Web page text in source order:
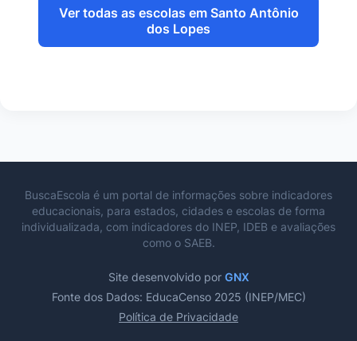
Ver todas as escolas em Santo Antônio
dos Lopes
BuscaEscola é um portal de informações sobre indicadores
educacionais, para estados, cidades e escolas de forma
individualizada, com indicadores do INEP, IDEB e avaliações
como o SAEB.
Site desenvolvido por GNX
Fonte dos Dados: EducaCenso 2025 (INEP/MEC)
Política de Privacidade